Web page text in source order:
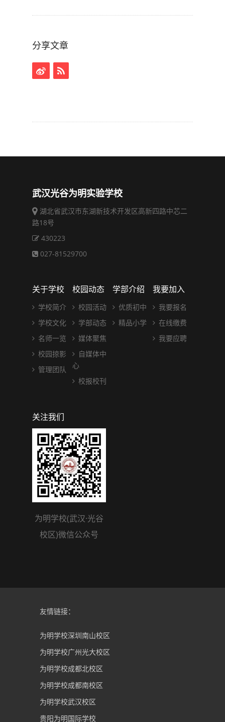
分享文章
武汉光谷为明实验学校
湖北省武汉市东湖新技术开发区高新四路中芯二
路18号
430223
027-81529700
关于学校
学校简介
学校文化
名师一览
校园掠影
管理团队
校园动态
校园活动
学部动态
媒体聚焦
自媒体中
心
校报校刊
学部介绍
优质初中
精品小学
我要加入
我要报名
在线缴费
我要应聘
关注我们
为明学校(武汉·光谷
校区)微信公众号
友情链接：
为明学校深圳南山校区
为明学校广州光大校区
为明学校成都北校区
为明学校成都南校区
为明学校武汉校区
贵阳为明国际学校